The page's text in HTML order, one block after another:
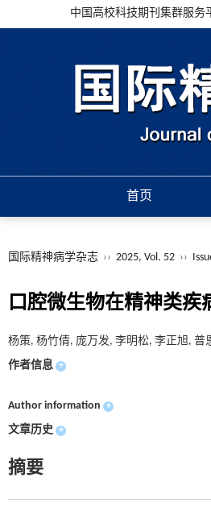
中国高校科技期刊集群服务
首页
国际精神病学杂志 ›› 2025, Vol. 52 ››
口腔微生物在精神类疾
杨策, 杨竹倩, 庞万发, 李明松, 李正旭, 普
作者信息 +
Author information +
文章历史 +
摘要